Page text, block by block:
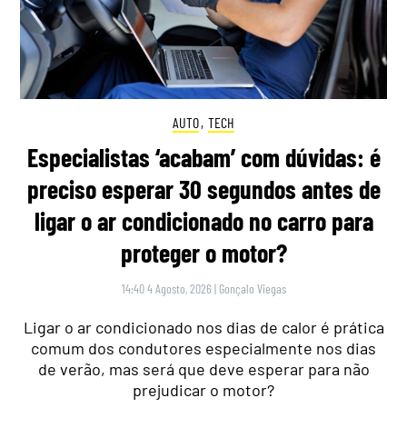
AUTO, TECH
Especialistas ‘acabam’ com dúvidas: é
preciso esperar 30 segundos antes de
ligar o ar condicionado no carro para
proteger o motor?
14:40 4 Agosto, 2026 | Gonçalo Viegas
Ligar o ar condicionado nos dias de calor é prática
comum dos condutores especialmente nos dias
de verão, mas será que deve esperar para não
prejudicar o motor?